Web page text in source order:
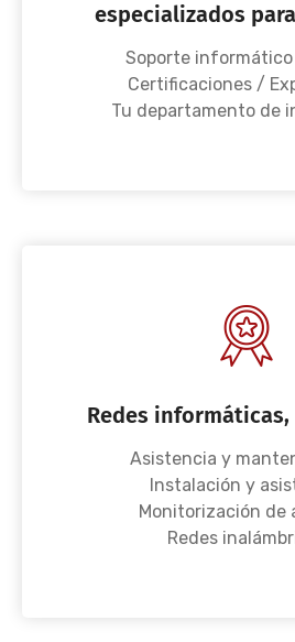
especializados
Soporte informático
Certificaciones /
Tu departamento de
Redes informáticas,
Asistencia y
Instalación y
Monitorización de
Redes